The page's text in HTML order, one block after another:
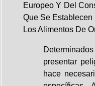
Europeo Y Del
Que Se
Los Alimentos De
presentar
hace